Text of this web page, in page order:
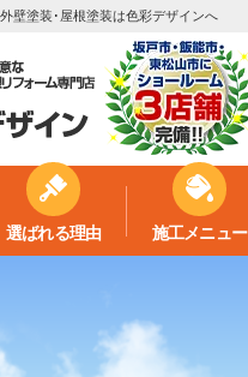
壁塗装･屋根塗装は色彩デザインへ
選ばれる理由 施工メニュー